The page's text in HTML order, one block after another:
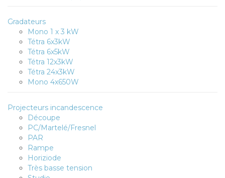
Gradateurs
Mono 1 x 3 kW
Tétra 6x3kW
Tétra 6x5kW
Tétra 12x3kW
Tétra 24x3kW
Mono 4x650W
Projecteurs incandescence
Découpe
PC/Martelé/Fresnel
PAR
Rampe
Horiziode
Très basse tension